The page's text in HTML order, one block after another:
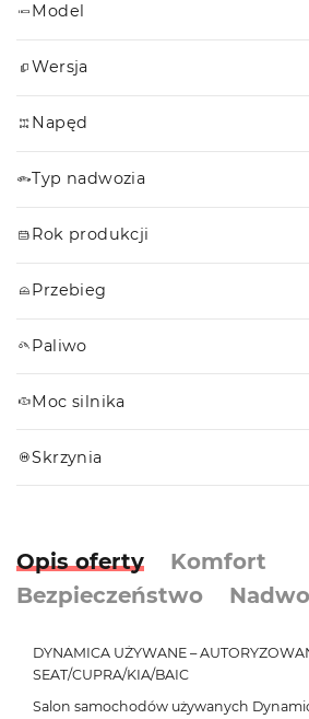
Model
Wersja
Napęd
Typ nadwozia
Rok produkcji
Przebieg
Paliwo
Moc silnika
Skrzynia
Opis oferty
Komfort
Bezpieczeństwo
DYNAMICA UŻYWANE –
SEAT/CUPRA/KIA/BAIC
Salon samochodów używanych